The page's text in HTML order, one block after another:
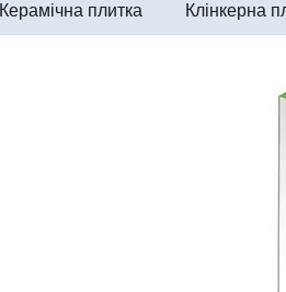
Керамічна плитка Клінкерна